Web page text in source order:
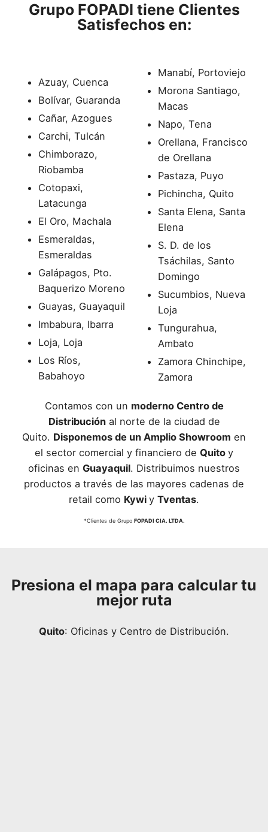
Grupo FOPADI tiene Clientes
Satisfechos en:
Azuay, Cuenca
Bolívar, Guaranda
Cañar, Azogues
Carchi, Tulcán
Chimborazo,
Riobamba
Cotopaxi,
Latacunga
El Oro, Machala
Esmeraldas,
Esmeraldas
Galápagos, Pto.
Baquerizo Moreno
Guayas, Guayaquil
Imbabura, Ibarra
Loja, Loja
Los Ríos,
Babahoyo
Manabí, Portoviejo
Morona Santiago,
Macas
Napo, Tena
Orellana, Francisco
de Orellana
Pastaza, Puyo
Pichincha, Quito
Santa Elena, Santa
Elena
S. D. de los
Tsáchilas, Santo
Domingo
Sucumbios, Nueva
Loja
Tungurahua,
Ambato
Zamora Chinchipe,
Zamora
Contamos con un moderno Centro de
Distribuciónal norte de la ciudad de
Quito. Disponemos de un Amplio Showroom en
el sector comercial y financiero de Quito y
oficinas en Guayaquil. Distribuimos nuestros
productos a través de las mayores cadenas de
retail como Kywi y Tventas.
*Clientes de Grupo FOPADI CIA. LTDA.
Presiona el mapa para calcular tu
mejor ruta
Quito: Oficinas y Centro de Distribución.